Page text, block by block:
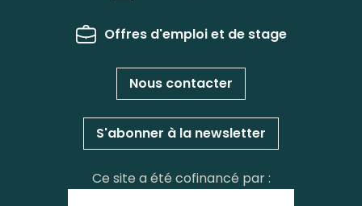
Offres d'emploi et de stage
Nous contacter
S'abonner à la newsletter
Ce site a été cofinancé par :